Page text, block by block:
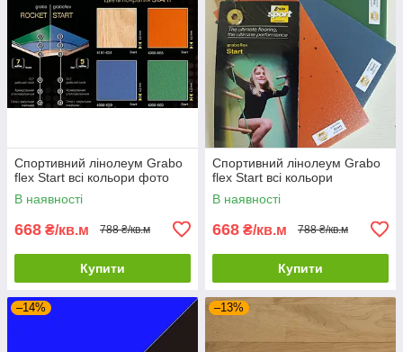
Спортивний лінолеум Grabo
flex Start всі кольори фото
В наявності
668 ₴/кв.м 788 ₴/кв.м
Купити
Спортивний лінолеум Grabo
flex Start всі кольори
В наявності
668 ₴/кв.м 788 ₴/кв.м
Купити
–14% –13%